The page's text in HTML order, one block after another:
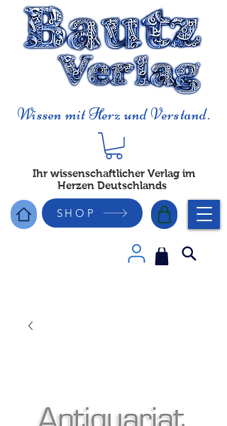
Wissen mit Herz und Verstand.
Ihr wissenschaftlicher Verlag im
Herzen Deutschlands
SHOP